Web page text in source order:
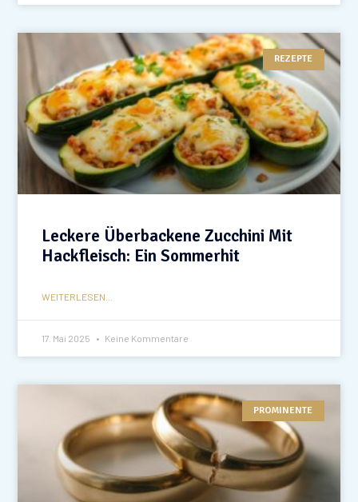
REZEPTE
Leckere Überbackene Zucchini Mit
Hackfleisch: Ein Sommerhit
WEITERLESEN...
17. Mai 2025 Keine Kommentare
PROMINENTE